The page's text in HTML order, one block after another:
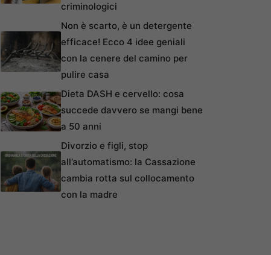
criminologici
Non è scarto, è un detergente
efficace! Ecco 4 idee geniali
con la cenere del camino per
pulire casa
Dieta DASH e cervello: cosa
succede davvero se mangi bene
a 50 anni
Divorzio e figli, stop
all’automatismo: la Cassazione
cambia rotta sul collocamento
con la madre